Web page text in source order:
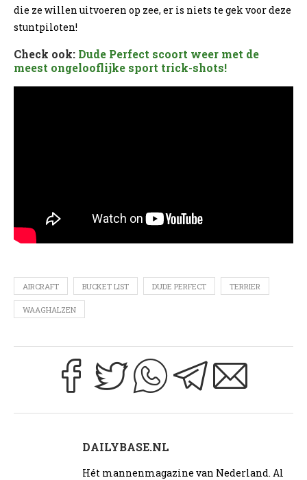
die ze willen uitvoeren op zee, er is niets te gek voor deze
stuntpiloten!
Check ook: Dude Perfect scoort weer met de
meest ongelooflijke sport trick-shots!
AIRCRAFT BUCKET LIST DUDE PERFECT TERRIER
WAAGHALZEN
DAILYBASE.NL
Hét mannenmagazine van Nederland. Al